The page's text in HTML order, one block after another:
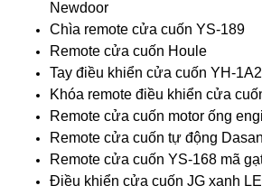
Newdoor
Chìa remote cửa cuốn YS-189
Remote cửa cuốn Houle
Tay điều khiển cửa cuốn YH-1A2
Khóa remote điều khiển cửa
Remote cửa cuốn motor ống
Remote cửa cuốn tự động
Remote cửa cuốn YS-168 mã
Điều khiển cửa cuốn JG xanh